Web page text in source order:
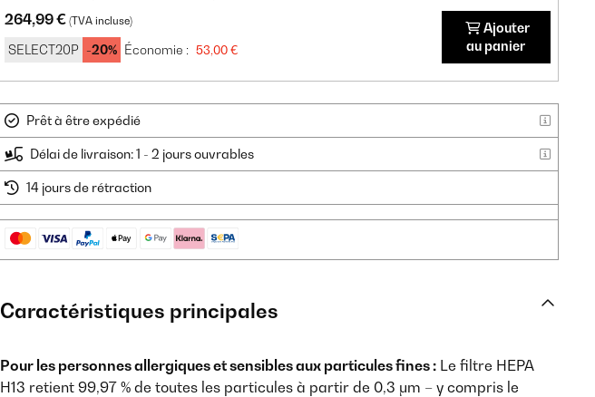
264,99 € (TVA incluse)
SELECT20P -20% Économie : 53,00 €
Ajouter
au panier
Prêt à être expédié
Délai de livraison: 1 - 2 jours ouvrables
14 jours de rétraction
Caractéristiques principales
Pour les personnes allergiques et sensibles aux particules fines : Le filtre HEPA
H13 retient 99,97 % de toutes les particules à partir de 0,3 μm – y compris le